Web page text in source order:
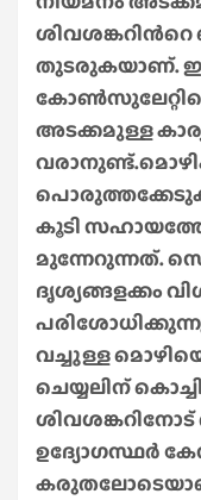
തുടരുകയാണ്.
അടക്കമുള്ള
കൂടി
മുന്നേറുന്നത്.
ദൃശ്യങ്ങളക്കം
വച്ചുള്ള
ചെയ്യലിന്
ഉദ്യോഗസ്ഥര്‍